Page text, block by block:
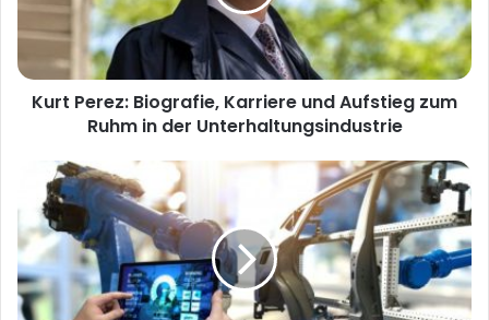
Kurt Perez: Biografie, Karriere und Aufstieg zum
Ruhm in der Unterhaltungsindustrie